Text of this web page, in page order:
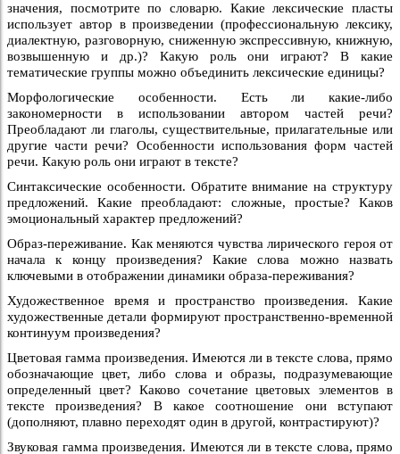
значения, посмотрите по словарю. Какие лексические пласты
использует автор в произведении (профессиональную лексику,
диалектную, разговорную, сниженную экспрессивную, книжную,
возвышенную и др.)? Какую роль они играют? В какие
тематические группы можно объединить лексические единицы?
Морфологические особенности. Есть ли какие-либо
закономерности в использовании автором частей речи?
Преобладают ли глаголы, существительные, прилагательные или
другие части речи? Особенности использования форм частей
речи. Какую роль они играют в тексте?
Синтаксические особенности. Обратите внимание на структуру
предложений. Какие преобладают: сложные, простые? Каков
эмоциональный характер предложений?
Образ-переживание. Как меняются чувства лирического героя от
начала к концу произведения? Какие слова можно назвать
ключевыми в отображении динамики образа-переживания?
Художественное время и пространство произведения. Какие
художественные детали формируют пространственно-временной
континуум произведения?
Цветовая гамма произведения. Имеются ли в тексте слова, прямо
обозначающие цвет, либо слова и образы, подразумевающие
определенный цвет? Каково сочетание цветовых элементов в
тексте произведения? В какое соотношение они вступают
(дополняют, плавно переходят один в другой, контрастируют)?
Звуковая гамма произведения. Имеются ли в тексте слова, прямо